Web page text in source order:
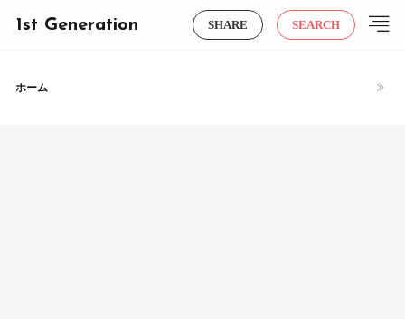
1st Generation SHARE SEARCH
ホーム